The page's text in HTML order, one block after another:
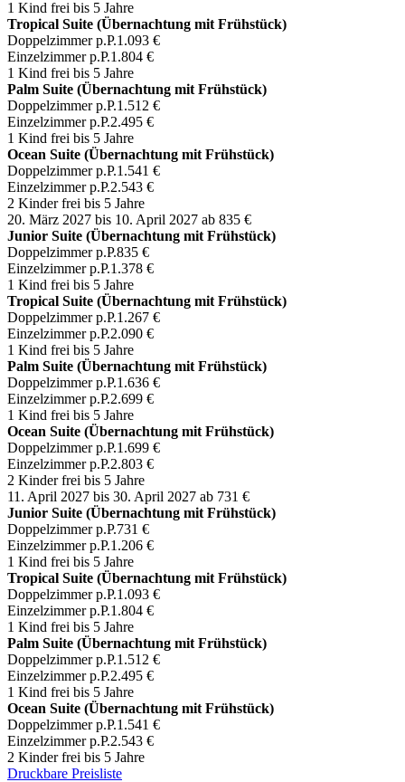
1 Kind frei bis 5 Jahre
Tropical Suite (Übernachtung mit Frühstück)
Doppelzimmer p.P.1.093 €
Einzelzimmer p.P.1.804 €
1 Kind frei bis 5 Jahre
Palm Suite (Übernachtung mit Frühstück)
Doppelzimmer p.P.1.512 €
Einzelzimmer p.P.2.495 €
1 Kind frei bis 5 Jahre
Ocean Suite (Übernachtung mit Frühstück)
Doppelzimmer p.P.1.541 €
Einzelzimmer p.P.2.543 €
2 Kinder frei bis 5 Jahre
20. März 2027 bis 10. April 2027 ab 835 €
Junior Suite (Übernachtung mit Frühstück)
Doppelzimmer p.P.835 €
Einzelzimmer p.P.1.378 €
1 Kind frei bis 5 Jahre
Tropical Suite (Übernachtung mit Frühstück)
Doppelzimmer p.P.1.267 €
Einzelzimmer p.P.2.090 €
1 Kind frei bis 5 Jahre
Palm Suite (Übernachtung mit Frühstück)
Doppelzimmer p.P.1.636 €
Einzelzimmer p.P.2.699 €
1 Kind frei bis 5 Jahre
Ocean Suite (Übernachtung mit Frühstück)
Doppelzimmer p.P.1.699 €
Einzelzimmer p.P.2.803 €
2 Kinder frei bis 5 Jahre
11. April 2027 bis 30. April 2027 ab 731 €
Junior Suite (Übernachtung mit Frühstück)
Doppelzimmer p.P.731 €
Einzelzimmer p.P.1.206 €
1 Kind frei bis 5 Jahre
Tropical Suite (Übernachtung mit Frühstück)
Doppelzimmer p.P.1.093 €
Einzelzimmer p.P.1.804 €
1 Kind frei bis 5 Jahre
Palm Suite (Übernachtung mit Frühstück)
Doppelzimmer p.P.1.512 €
Einzelzimmer p.P.2.495 €
1 Kind frei bis 5 Jahre
Ocean Suite (Übernachtung mit Frühstück)
Doppelzimmer p.P.1.541 €
Einzelzimmer p.P.2.543 €
2 Kinder frei bis 5 Jahre
Druckbare Preisliste